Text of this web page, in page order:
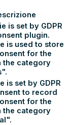
is set by GDPR
plugin.
is used to store
for the
the category
is set by GDPR
to record
for the
the category